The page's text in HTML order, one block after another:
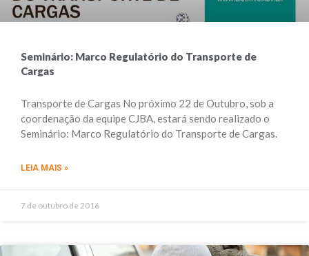
Seminário: Marco Regulatório do Transporte de
Cargas
Transporte de Cargas No próximo 22 de Outubro, sob a
coordenação da equipe CJBA, estará sendo realizado o
Seminário: Marco Regulatório do Transporte de Cargas.
LEIA MAIS »
7 de outubro de 2016